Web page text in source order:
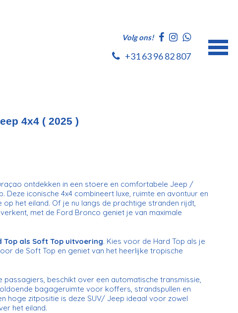
Volg ons!
+31 63 96 82 807
4x4 ( 2025 )
ontdekken in een stoere en comfortabele Jeep /
Deze iconische 4x4 combineert luxe, ruimte en avontuur en
het eiland. Of je nu langs de prachtige stranden rijdt,
met de Ford Bronco geniet je van maximale
Top als Soft Top uitvoering. Kies voor de Hard Top als je
de Soft Top en geniet van het heerlijke tropische
beschikt over een automatische transmissie,
bagageruimte voor koffers, strandspullen en
hoge zitpositie is deze SUV/ Jeep ideaal voor zowel
het eiland.